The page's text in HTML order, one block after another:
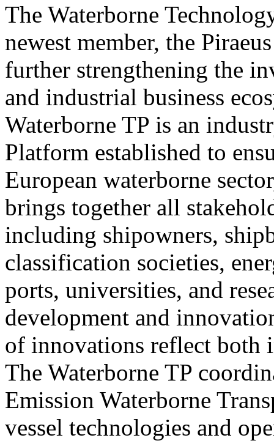
The Waterborne
newest member, the
further strengthening the
and industrial business
Waterborne TP is an
Platform established to
European waterborne
brings together all
including shipowners,
classification societies,
ports, universities, and
development and
of innovations reflect both
The Waterborne TP
Emission Waterborne
vessel technologies and